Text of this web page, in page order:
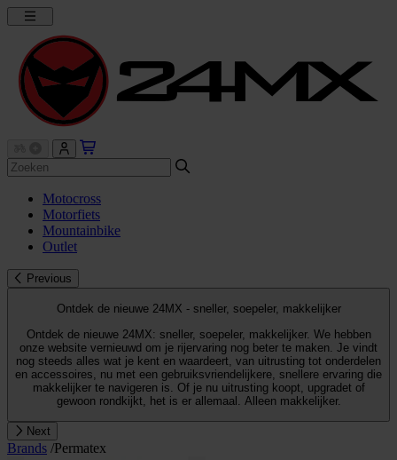
Motocross
Motorfiets
Mountainbike
Outlet
Previous
Ontdek de nieuwe 24MX - sneller, soepeler, makkelijker
Ontdek de nieuwe 24MX: sneller, soepeler, makkelijker. We hebben
onze website vernieuwd om je rijervaring nog beter te maken. Je vindt
nog steeds alles wat je kent en waardeert, van uitrusting tot onderdelen
en accessoires, nu met een gebruiksvriendelijkere, snellere ervaring die
makkelijker te navigeren is. Of je nu uitrusting koopt, upgradet of
gewoon rondkijkt, het is er allemaal. Alleen makkelijker.
Next
Brands /Permatex